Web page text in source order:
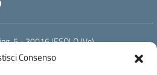
Consenso
5 - 30016 JESOLO (Ve)
verh020008@istruzione.it